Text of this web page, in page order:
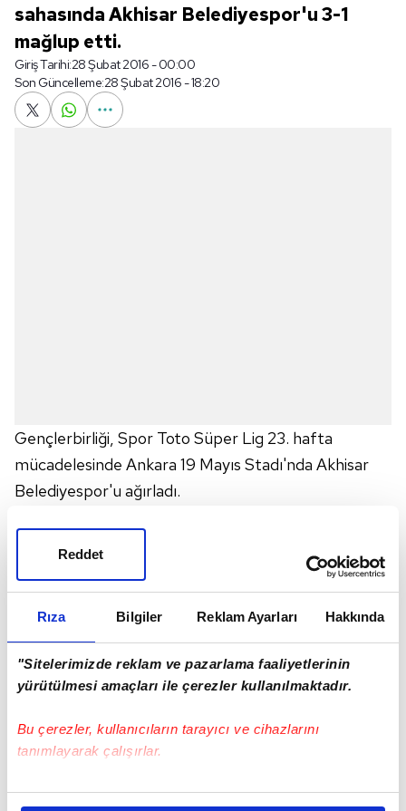
Rıza Bilgiler Reklam Ayarları Hakkında
"Sitelerimizde reklam ve pazarlama faaliyetlerinin
yürütülmesi amaçları ile çerezler kullanılmaktadır.
Bu çerezler, kullanıcıların tarayıcı ve cihazlarını
tanımlayarak çalışırlar.
Bu çerezlere izin vermeniz halinde sizlere özel
Reddet
sahasında Akhisar Belediyespor'u 3-1
mağlup etti.
Giriş Tarihi:28 Şubat 2016 - 00:00
Son Güncelleme:28 Şubat 2016 - 18:20
Gençlerbirliği, Spor Toto Süper Lig 23. hafta
mücadelesinde Ankara 19 Mayıs Stadı'nda Akhisar
Belediyespor'u ağırladı.
düdük çaldığı karşılaşmanın 23. dakikasında konuk
ekip, Onur Ayık'la 1-0 öne geçti ve ilk yarı Akhisar
Belediyespor'un 1-0'lık üstünlüğüyle tamamlandı.
İkinci yarıda ise Gençlerbirliği adeta bir patlama
Stancu'yla 1-1'lik beraberliği yakaladı, sonra yine
Stancu'nun 67. dakikadaki golüyle 2-1 öne geçti.
Maçta gol perdesini kapayan isimse 70. dakikada